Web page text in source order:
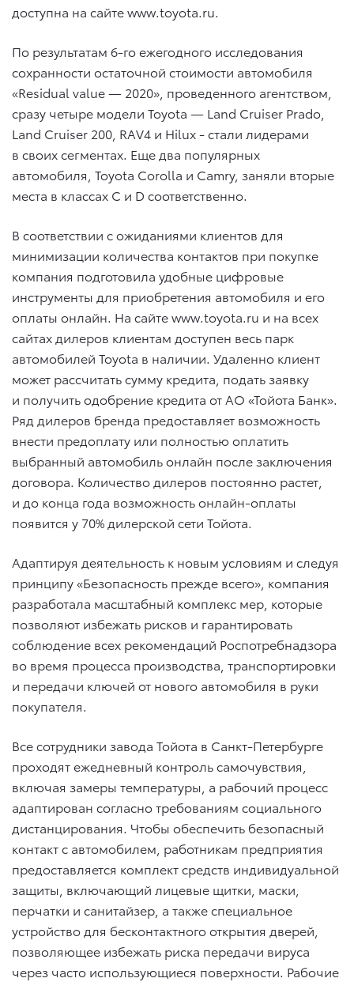
доступна на сайте www.toyota.ru.
По результатам 6-го ежегодного исследования
сохранности остаточной стоимости автомобиля
«Residual value — 2020», проведенного агентством,
сразу четыре модели Toyota — Land Cruiser Prado,
Land Cruiser 200, RAV4 и Hilux ­- стали лидерами
в своих сегментах. Еще два популярных
автомобиля, Toyota Corolla и Camry, заняли вторые
места в классах С и D соответственно.
В соответствии с ожиданиями клиентов для
минимизации количества контактов при покупке
компания подготовила удобные цифровые
инструменты для приобретения автомобиля и его
оплаты онлайн. На сайте www.toyota.ru и на всех
сайтах дилеров клиентам доступен весь парк
автомобилей Toyota в наличии. Удаленно клиент
может рассчитать сумму кредита, подать заявку
и получить одобрение кредита от АО «Тойота Банк».
Ряд дилеров бренда предоставляет возможность
внести предоплату или полностью оплатить
выбранный автомобиль онлайн после заключения
договора. Количество дилеров постоянно растет,
и до конца года возможность онлайн-оплаты
появится у 70% дилерской сети Тойота.
Адаптируя деятельность к новым условиям и следуя
принципу «Безопасность прежде всего», компания
разработала масштабный комплекс мер, которые
позволяют избежать рисков и гарантировать
соблюдение всех рекомендаций Роспотребнадзора
во время процесса производства, транспортировки
и передачи ключей от нового автомобиля в руки
покупателя.
Все сотрудники завода Тойота в Санкт-Петербурге
проходят ежедневный контроль самочувствия,
включая замеры температуры, а рабочий процесс
адаптирован согласно требованиям социального
дистанцирования. Чтобы обеспечить безопасный
контакт с автомобилем, работникам предприятия
предоставляется комплект средств индивидуальной
защиты, включающий лицевые щитки, маски,
перчатки и санитайзер, а также специальное
устройство для бесконтактного открытия дверей,
позволяющее избежать риска передачи вируса
через часто использующиеся поверхности. Рабочие